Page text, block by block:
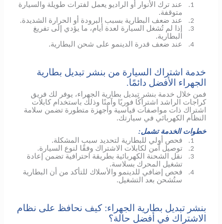
1.
عند ترك الأنوار أو الراديو يعمل لفترات طويلة والسيارة
متوقفة.
2. عند ضعف البطارية بسبب البرودة أو الحرارة الشديدة.
3.
إذا لم تُشغل السيارة لعدة أيام، ما يؤدي إلى تفريغ
البطارية.
4. عند ضعف قدرة الدينمو على شحن البطارية.
خدمة اشتراك السيارة من بنشر تبديل بطارية
الجهراء الأفضل دائمًا.
فمن خلال خدمة بنشر تبديل بطارية الجهراء، يوفر لك فريق
كراجات الراشد اشتراكًا فوريًا وآمنًا وذلك باستخدام كابلات
اشتراك ذات مواصفات قياسية وأجهزة متطورة تضمن سلامة
النظام الكهربائي في سيارتك.
خطوات الخدمة تشمل:
1. فحص أولي للبطارية لتحديد سبب المشكلة.
2. توصيل آمن لكابلات الاشتراك وفقًا لنوع السيارة.
3.
نقل الشحنة الكهربائية بطريقة احترافية تضمن إعادة
تشغيل المحرك بسلاسة.
4. فحص إضافي للدينمو والأسلاك للتأكد من أن البطارية
ستُشحن بعد التشغيل.
بنشر تبديل بطارية الجهراء: كيف نحافظ على نظام
الاشتراك في أفضل حالة؟